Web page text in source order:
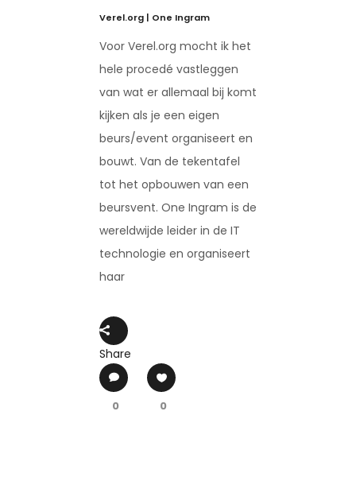
Verel.org | One Ingram
Voor Verel.org mocht ik het
hele procedé vastleggen
van wat er allemaal bij komt
kijken als je een eigen
beurs/event organiseert en
bouwt. Van de tekentafel
tot het opbouwen van een
beursvent. One Ingram is de
wereldwijde leider in de IT
technologie en organiseert
haar
Share
0 0